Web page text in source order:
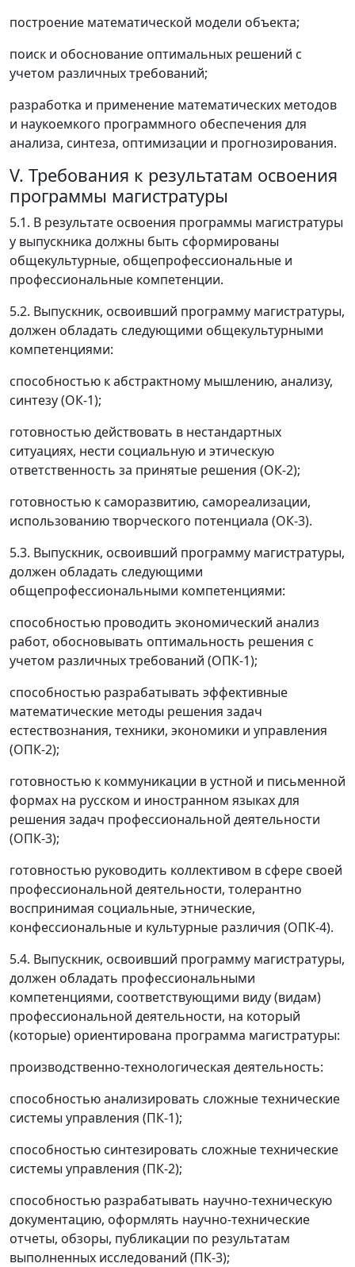
построение математической модели объекта;
поиск и обоснование оптимальных решений с
учетом различных требований;
разработка и применение математических методов
и наукоемкого программного обеспечения для
анализа, синтеза, оптимизации и прогнозирования.
V. Требования к результатам освоения
программы магистратуры
5.1. В результате освоения программы магистратуры
у выпускника должны быть сформированы
общекультурные, общепрофессиональные и
профессиональные компетенции.
5.2. Выпускник, освоивший программу магистратуры,
должен обладать следующими общекультурными
компетенциями:
способностью к абстрактному мышлению, анализу,
синтезу (ОК-1);
готовностью действовать в нестандартных
ситуациях, нести социальную и этическую
ответственность за принятые решения (ОК-2);
готовностью к саморазвитию, самореализации,
использованию творческого потенциала (ОК-3).
5.3. Выпускник, освоивший программу магистратуры,
должен обладать следующими
общепрофессиональными компетенциями:
способностью проводить экономический анализ
работ, обосновывать оптимальность решения с
учетом различных требований (ОПК-1);
способностью разрабатывать эффективные
математические методы решения задач
естествознания, техники, экономики и управления
(ОПК-2);
готовностью к коммуникации в устной и письменной
формах на русском и иностранном языках для
решения задач профессиональной деятельности
(ОПК-3);
готовностью руководить коллективом в сфере своей
профессиональной деятельности, толерантно
воспринимая социальные, этнические,
конфессиональные и культурные различия (ОПК-4).
5.4. Выпускник, освоивший программу магистратуры,
должен обладать профессиональными
компетенциями, соответствующими виду (видам)
профессиональной деятельности, на который
(которые) ориентирована программа магистратуры:
производственно-технологическая деятельность:
способностью анализировать сложные технические
системы управления (ПК-1);
способностью синтезировать сложные технические
системы управления (ПК-2);
способностью разрабатывать научно-техническую
документацию, оформлять научно-технические
отчеты, обзоры, публикации по результатам
выполненных исследований (ПК-3);